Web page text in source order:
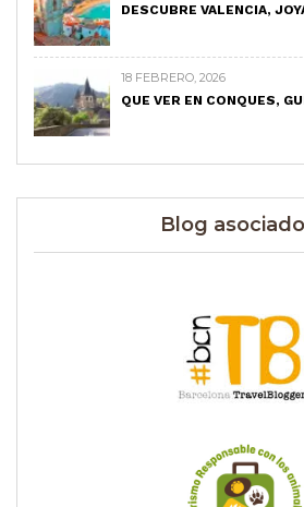
DESCUBRE VALENCIA,
18 FEBRERO, 2026
QUE VER EN CONQUES,
Blog